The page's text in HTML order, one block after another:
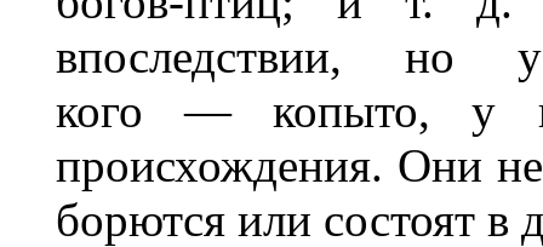
впоследствии,
кого — копыто, у
происхождения. Они
борются или состоят в